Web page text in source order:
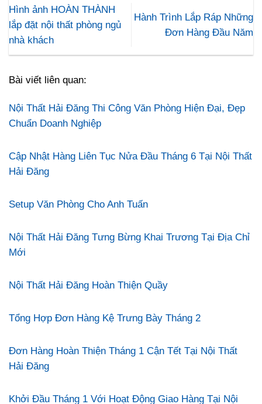
Hình ảnh HOÀN THÀNH
lắp đặt nội thất phòng ngủ
nhà khách
Hành Trình Lắp Ráp Những
Đơn Hàng Đầu Năm
Bài viết liên quan:
Nội Thất Hải Đăng Thi Công Văn Phòng Hiện Đại, Đẹp
Chuẩn Doanh Nghiệp
Cập Nhật Hàng Liên Tục Nửa Đầu Tháng 6 Tại Nội Thất
Hải Đăng
Setup Văn Phòng Cho Anh Tuấn
Nội Thất Hải Đăng Tưng Bừng Khai Trương Tại Địa Chỉ
Mới
Nội Thất Hải Đăng Hoàn Thiện Quầy
Tổng Hợp Đơn Hàng Kệ Trưng Bày Tháng 2
Đơn Hàng Hoàn Thiện Tháng 1 Cận Tết Tại Nội Thất
Hải Đăng
Khởi Đầu Tháng 1 Với Hoạt Động Giao Hàng Tại Nội